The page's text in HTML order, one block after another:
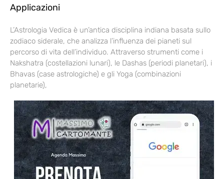
Applicazioni
L’Astrologia Vedica è un’antica disciplina indiana basata sullo
zodiaco siderale, che analizza l’influenza dei pianeti sul
percorso di vita dell’individuo. Attraverso strumenti come i
Nakshatra (costellazioni lunari), le Dashas (periodi planetari), i
Bhavas (case astrologiche) e gli Yoga (combinazioni
planetarie),